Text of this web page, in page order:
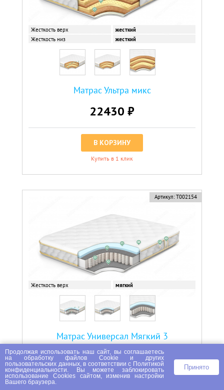
Жесткость верх
жесткий
Жесткость низ
жесткий
Матрас Ультра микс
22430 ₽
В КОРЗИНУ
Купить в 1 клик
Артикул: Т002154
Жесткость верх мягкий
Матрас Универсал Мягкий 3
15800 ₽
Продолжая использовать наш сайт, вы соглашаетесь
на обработку файлов Сookie и других
пользовательских данных, в соответствии с Политикой
конфиденциальности . Вы можете заблокировать
использование Cookies сайтом, изменив настройки
Вашего браузера.
Принято